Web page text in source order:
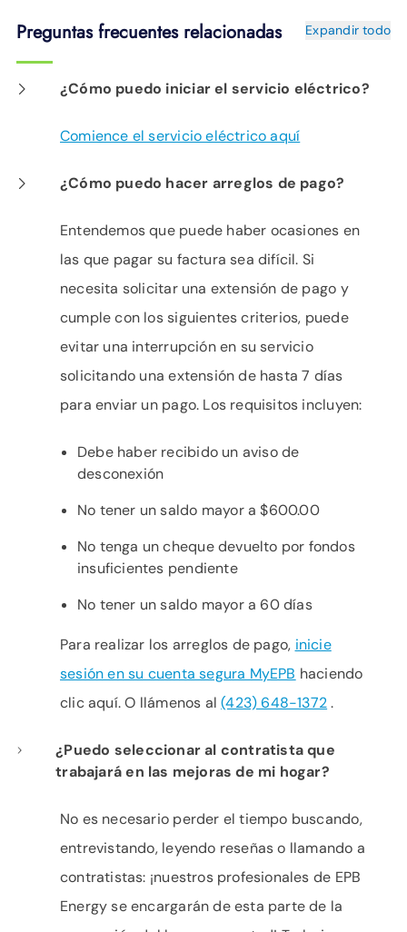
Preguntas frecuentes relacionadas Expandir todo
¿Cómo puedo iniciar el servicio eléctrico?
Comience el servicio eléctrico aquí
¿Cómo puedo hacer arreglos de pago?
Entendemos que puede haber ocasiones en
las que pagar su factura sea difícil. Si
necesita solicitar una extensión de pago y
cumple con los siguientes criterios, puede
evitar una interrupción en su servicio
solicitando una extensión de hasta 7 días
para enviar un pago. Los requisitos incluyen:
Debe haber recibido un aviso de
desconexión
No tener un saldo mayor a $600.00
No tenga un cheque devuelto por fondos
insuficientes pendiente
No tener un saldo mayor a 60 días
Para realizar los arreglos de pago, inicie
sesión en su cuenta segura MyEPB haciendo
clic aquí. O llámenos al(423) 648-1372.
¿Puedo seleccionar al contratista que
trabajará en las mejoras de mi hogar?
No es necesario perder el tiempo buscando,
entrevistando, leyendo reseñas o llamando a
contratistas: ¡nuestros profesionales de EPB
Energy se encargarán de esta parte de la